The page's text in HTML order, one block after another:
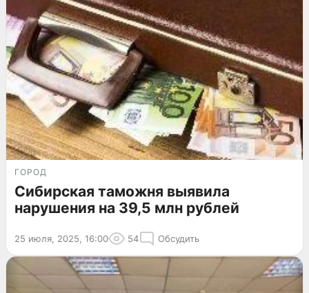
ГОРОД
Сибирская таможня выявила
нарушения на 39,5 млн рублей
25 июля, 2025, 16:00 54 Обсудить